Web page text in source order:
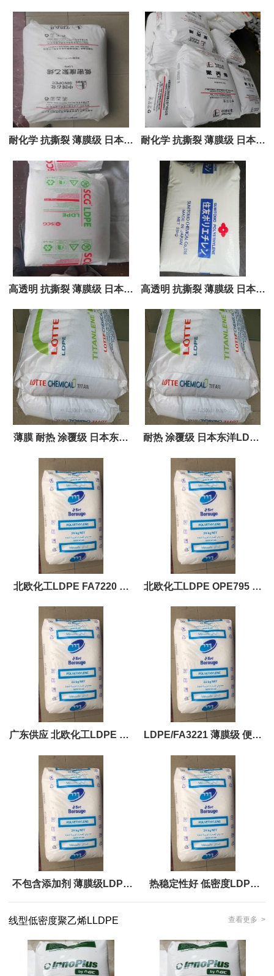
洋LDPE 186R 107 173R
202 173S
洋LDPE 180 207 291A 298
175R
耐化学 抗撕裂 薄膜级 日本东
洋LDPE 112 208 291R 342
170R
耐化学 抗撕裂 薄膜级 日本东
洋LDPE 286R 150 175 170
高透明 抗撕裂 薄膜级 日本东
洋LDPE 286 291 172 273
280
高透明 抗撕裂 薄膜级 日本东
洋LDPE 360 176 186 183
173
薄膜 耐热 涂覆级 日本东洋
LDPE 203 219 248 331
耐热 涂覆级 日本东洋LDPE
204 212 349 350 352 356
北欧化工LDPE FA7220 薄
膜级 包装薄膜
北欧化工LDPE OPE795 超
高韧性 高分子量
广东供应 北欧化工LDPE 08-
026F 良好的开裂抵抗
LDPE/FA3221 薄膜级 便宜
胶料供应报价
不包含添加剂 薄膜级LDPE 热稳定性好 低密度LDPE
线型低密度聚乙烯LLDPE
查看更多 >